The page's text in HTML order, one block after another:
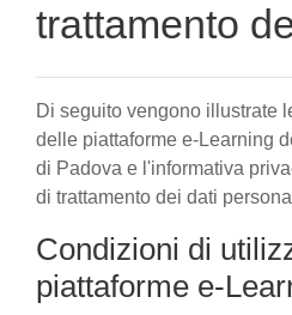
trattamento
Di seguito vengono illustrate
delle piattaforme e-Learning
di Padova e l'informativa
di trattamento dei dati
Condizioni di
piattaforme e-